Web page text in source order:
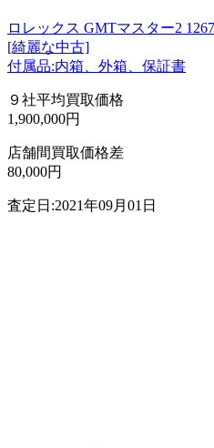
ロレックス GMTマスター2
[綺麗な中古]
付属品:内箱、外箱、保証書
９社平均買取価格
1,900,000円
店舗間買取価格差
80,000円
査定日:2021年09月01日